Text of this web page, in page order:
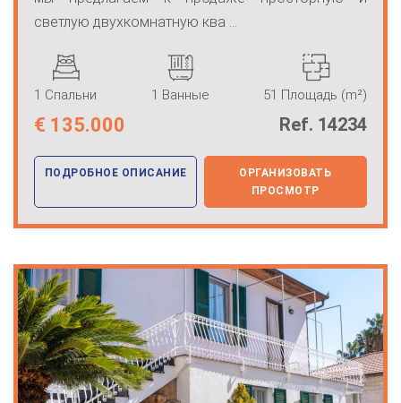
светлую двухкомнатную ква ...
1 Спальни 1 Ванные 51 Площадь (m²)
€ 135.000 Ref. 14234
ПОДРОБНОЕ ОПИСАНИЕ
ОРГАНИЗОВАТЬ
ПРОСМОТР